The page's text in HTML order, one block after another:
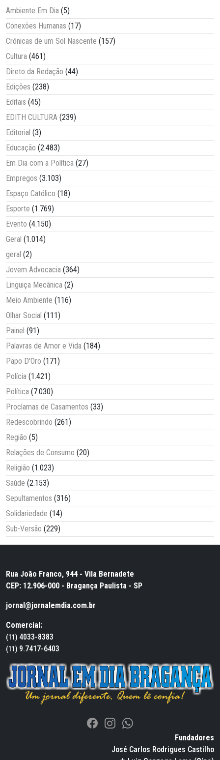
Ambiente Em Dia (5)
Conexões Humanas (17)
Crônicas de um Sol Nascente (157)
Cultura (461)
Direto da Redação (44)
Edições (238)
Editais (45)
EDITH CULTURA (239)
Editorial (3)
Educação (2.483)
Em Dia com a Política (27)
Empregos (3.103)
Espaço Católico (18)
Esporte (1.769)
Evento (4.150)
Geral (1.014)
geral (2)
Jovem Advocacia (364)
Linguiça Mecânica (2)
Meio Ambiente (116)
Olhar Social (111)
Painel (91)
Palavras de Amor e Vida (184)
Papo D'Oro (171)
Polícia (1.421)
Política (7.030)
Proclamas de Casamentos (33)
Redescobrindo (261)
Região (5)
Relações de Consumo (20)
Religião (1.023)
Saúde (2.153)
Sepultamentos (316)
Solidariedade (14)
Sub-Versão (229)
Rua João Franco, 944 - Vila Bernadete
CEP: 12.906-000 - Bragança Paulista - SP
jornal@jornalemdia.com.br
Comercial:
(11) 4033-8383
(11) 9.7417-6403
Fundadores
José Carlos Rodrigues Castilho